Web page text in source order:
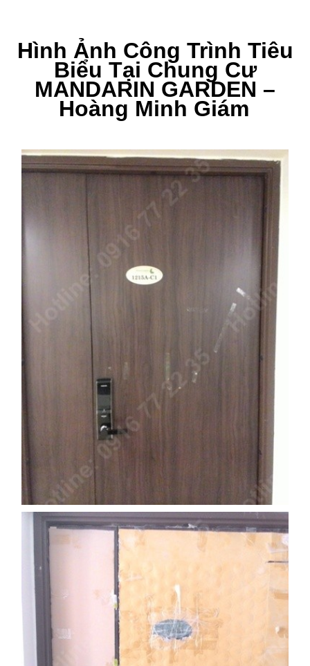
Hình Ảnh Công Trình Tiêu
Biểu Tại Chung Cư
MANDARIN GARDEN –
Hoàng Minh Giám